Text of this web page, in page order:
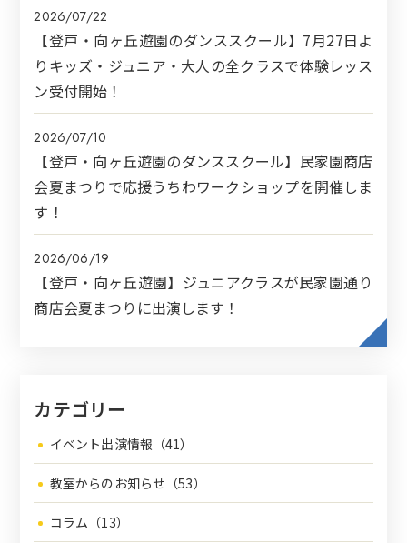
2026/07/22
【登戸・向ヶ丘遊園のダンススクール】7月27日よ
りキッズ・ジュニア・大人の全クラスで体験レッス
ン受付開始！
2026/07/10
【登戸・向ヶ丘遊園のダンススクール】民家園商店
会夏まつりで応援うちわワークショップを開催しま
す！
2026/06/19
【登戸・向ヶ丘遊園】ジュニアクラスが民家園通り
商店会夏まつりに出演します！
カテゴリー
イベント出演情報（41）
教室からのお知らせ（53）
コラム（13）